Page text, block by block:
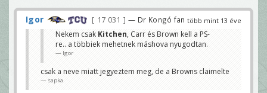
több mint 13 éve
Igor 17 031 — Dr Kongó fan
Nekem csak Kitchen, Carr és Brown kell a PS-
re.. a többiek mehetnek máshova nyugodtan.
Igor
csak a neve miatt jegyeztem meg, de a Browns claimelte
sapka